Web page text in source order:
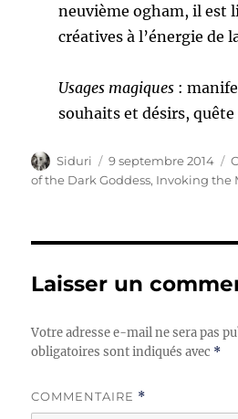
neuvième ogham, il est
créatives à l’énergie de
Usages magiques:
souhaits et désirs, quête
Auteur
Siduri
Publié
le
9 septembre 2014
of the Dark Goddess, Invoking the
Laisser un
Votre adresse e-mail ne sera pas
obligatoires sont indiqués avec *
COMMENTAIRE *